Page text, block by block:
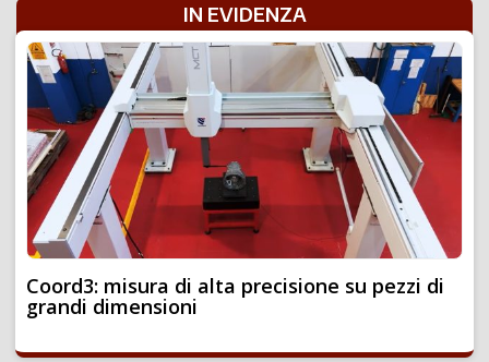
IN EVIDENZA
Coord3: misura di alta precisione su pezzi di
grandi dimensioni